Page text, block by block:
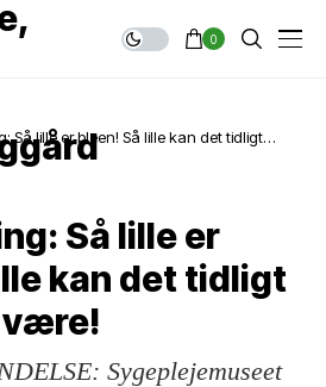
0
Så lille er bleen! Så lille kan det tidligt
Så lille er
kan det tidligt
være!
Sygeplejemuseet